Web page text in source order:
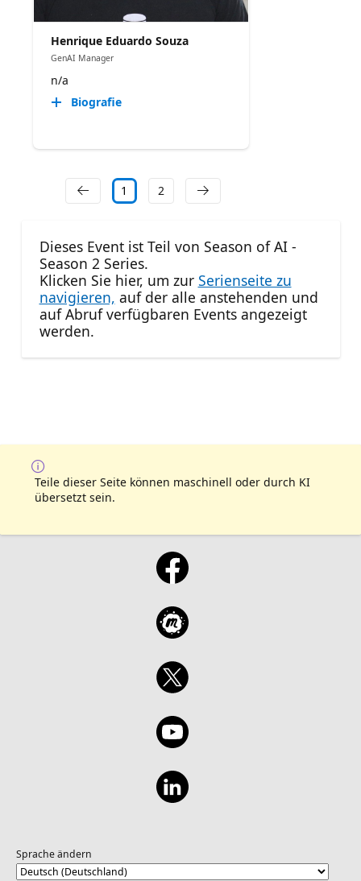
Henrique Eduardo Souza
GenAI Manager
n/a
Biografie
1 2
Dieses Event ist Teil von Season of AI -
Season 2 Series.
Klicken Sie hier, um zur Serienseite zu
navigieren, auf der alle anstehenden und
auf Abruf verfügbaren Events angezeigt
werden.
Teile dieser Seite können maschinell oder durch KI
übersetzt sein.
Sprache ändern